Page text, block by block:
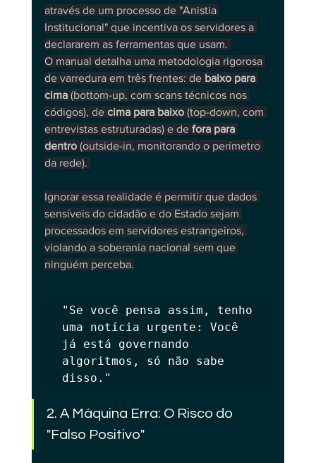
através de um processo de "Anistia
Institucional" que incentiva os servidores a
declararem as ferramentas que usam.
O manual detalha uma metodologia rigorosa
de varredura em três frentes: de baixo para
cima (bottom-up, com scans técnicos nos
códigos), de cima para baixo (top-down, com
entrevistas estruturadas) e de fora para
dentro (outside-in, monitorando o perímetro
da rede).
Ignorar essa realidade é permitir que dados
sensíveis do cidadão e do Estado sejam
processados em servidores estrangeiros,
violando a soberania nacional sem que
ninguém perceba.
"Se você pensa assim, tenho
uma notícia urgente: Você
já está governando
algoritmos, só não sabe
disso."
2. A Máquina Erra: O Risco do
"Falso Positivo"